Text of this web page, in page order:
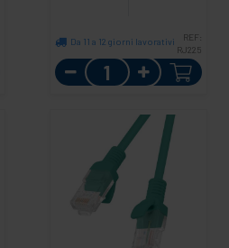
Da 11 a 12 giorni lavorativi
REF:
RJ225
Quantità